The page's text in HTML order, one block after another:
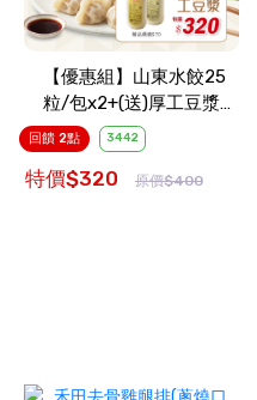
【優惠組】山東水餃25
粒/包x2+(送)厚工豆漿1
瓶
回饋 2點 3442
特價$320 原價$400